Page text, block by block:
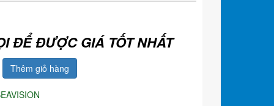
ĐỂ ĐƯỢC GIÁ TỐT NHẤT
Thêm giỏ hàng